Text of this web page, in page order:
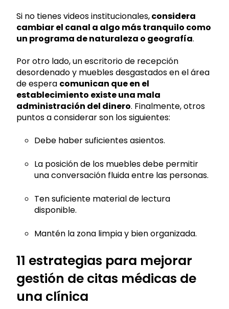
Si no tienes videos institucionales,considera
cambiar el canal a algo más tranquilo como
un programa de naturaleza o geografía.
Por otro lado, un escritorio de recepción
desordenado y muebles desgastados en el área
de espera comunican que en el
establecimiento existe una mala
administración del dinero. Finalmente, otros
puntos a considerar son los siguientes:
Debe haber suficientes asientos.
La posición de los muebles debe permitir
una conversación fluida entre las personas.
Ten suficiente material de lectura
disponible.
Mantén la zona limpia y bien organizada.
11 estrategias para mejorar
gestión de citas médicas de
una clínica